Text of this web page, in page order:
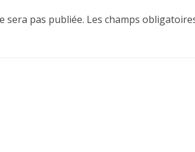
sera pas publiée. Les champs